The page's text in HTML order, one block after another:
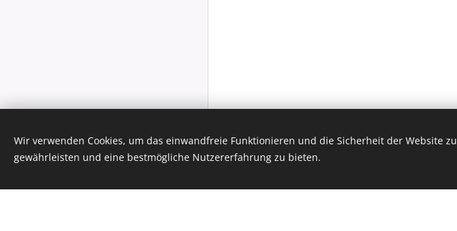
Webnode
Wir verwenden Cookies, um das einwandfreie Funktionieren und die Sicherheit der Website zu
gewährleisten und eine bestmögliche Nutzererfahrung zu bieten.